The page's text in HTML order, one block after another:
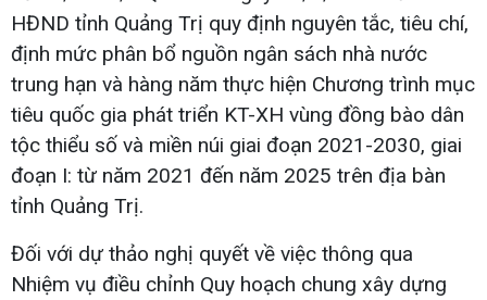
HĐND tỉnh Quảng Trị quy định nguyên tắc, tiêu chí,
định mức phân bổ nguồn ngân sách nhà nước
trung hạn và hàng năm thực hiện Chương trình mục
tiêu quốc gia phát triển KT-XH vùng đồng bào dân
tộc thiểu số và miền núi giai đoạn 2021-2030, giai
đoạn I: từ năm 2021 đến năm 2025 trên địa bàn
tỉnh Quảng Trị.
Đối với dự thảo nghị quyết về việc thông qua
Nhiệm vụ điều chỉnh Quy hoạch chung xây dựng